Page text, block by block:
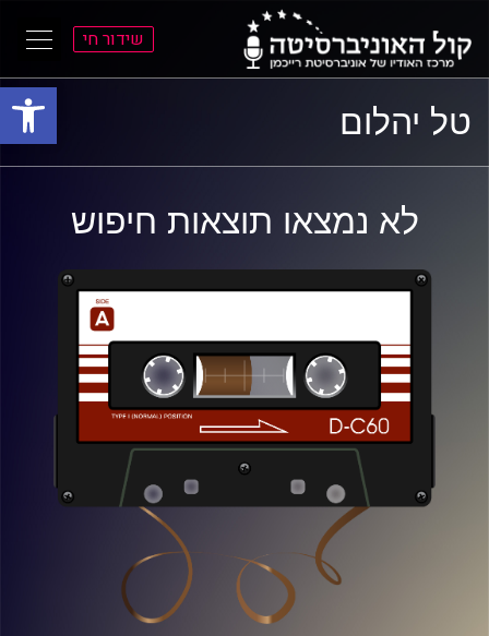
פתח
התפריט
הראשי
התוכן
הראשי
שידור חי
טל יהלום
לא נמצאו תוצאות חיפוש